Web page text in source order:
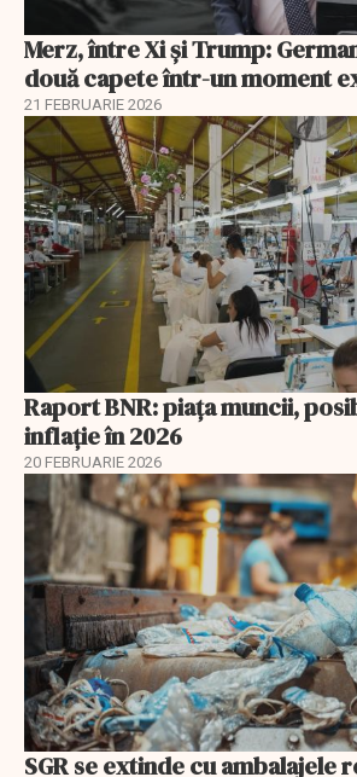
Merz, între Xi și Trump:
două capete într-un moment
21 FEBRUARIE 2026
Raport BNR: piața muncii,
inflație în 2026
20 FEBRUARIE 2026
SGR se extinde cu ambalajele